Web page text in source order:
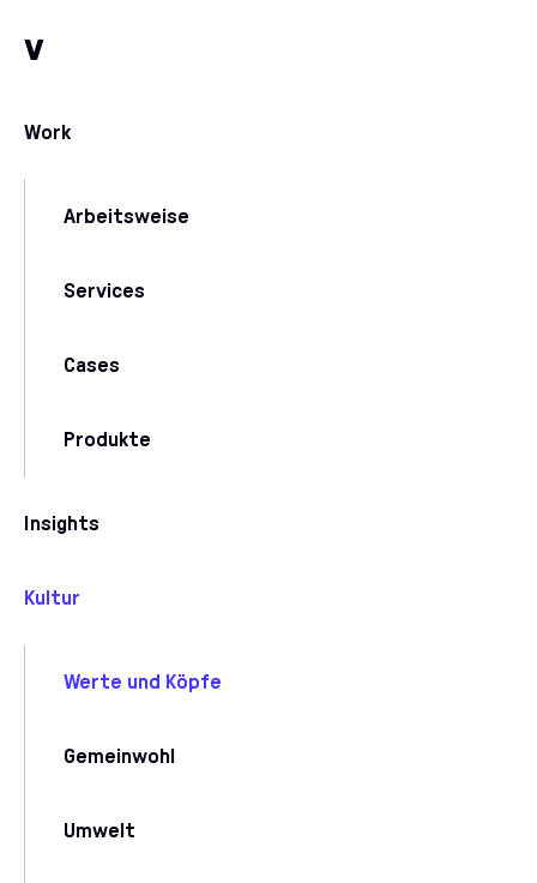
v
Work
Arbeitsweise
Services
Cases
Produkte
Insights
Kultur
Werte und Köpfe
Gemeinwohl
Umwelt